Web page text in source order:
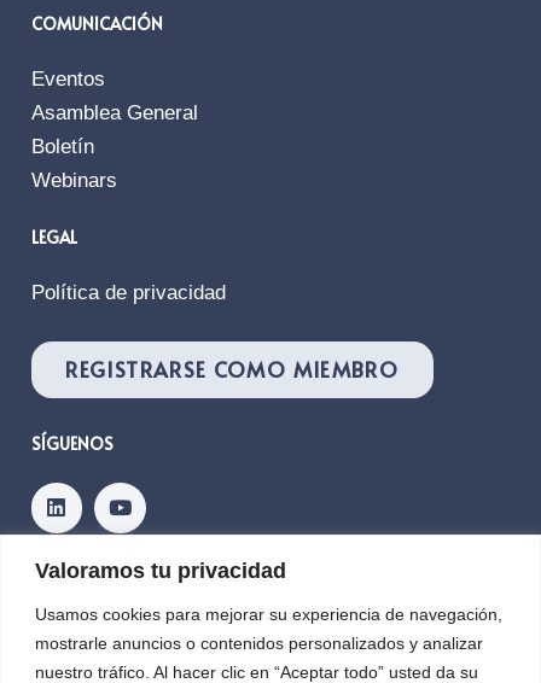
Valoramos tu privacidad
Usamos cookies para mejorar su experiencia de navegación,
mostrarle anuncios o contenidos personalizados y analizar
nuestro tráfico. Al hacer clic en “Aceptar todo” usted da su
COMUNICACIÓN
Eventos
Asamblea General
Boletín
Webinars
LEGAL
Política de privacidad
REGISTRARSE COMO MIEMBRO
SÍGUENOS
Contacto
Copyright © 2026, PLANETIC